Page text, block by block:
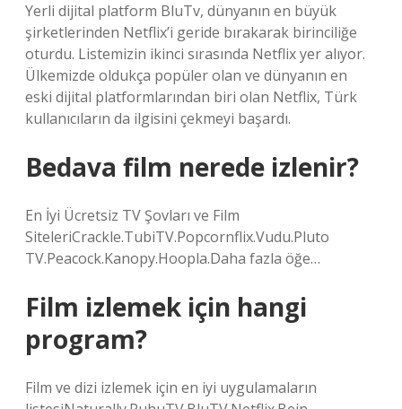
Yerli dijital platform BluTv, dünyanın en büyük
şirketlerinden Netflix’i geride bırakarak birinciliğe
oturdu. Listemizin ikinci sırasında Netflix yer alıyor.
Ülkemizde oldukça popüler olan ve dünyanın en
eski dijital platformlarından biri olan Netflix, Türk
kullanıcıların da ilgisini çekmeyi başardı.
Bedava film nerede izlenir?
En İyi Ücretsiz TV Şovları ve Film
SiteleriCrackle.TubiTV.Popcornflix.Vudu.Pluto
TV.Peacock.Kanopy.Hoopla.Daha fazla öğe…
Film izlemek için hangi
program?
Film ve dizi izlemek için en iyi uygulamaların